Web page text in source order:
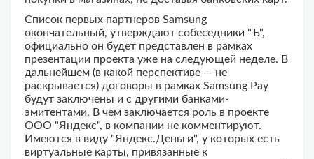
Список первых партнеров Samsung
окончательный, утверждают собеседники "Ъ",
официально он будет представлен в рамках
презентации проекта уже на следующей неделе. В
дальнейшем (в какой перспективе — не
раскрывается) договоры в рамках Samsung Pay
будут заключены и с другими банками-
эмитентами. В чем заключается роль в проекте
ООО "Яндекс", в компании не комментируют.
Имеются в виду "Яндекс.Деньги", у которых есть
виртуальные карты, привязанные к